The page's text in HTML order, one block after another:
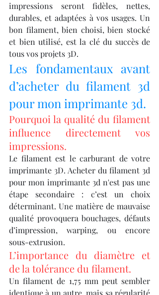
impressions seront fidèles, nettes,
durables, et adaptées à vos usages. Un
bon filament, bien choisi, bien stocké
et bien utilisé, est la clé du succès de
tous vos projets 3D.
Les fondamentaux avant
d’acheter du filament 3d
pour mon imprimante 3d.
Pourquoi la qualité du filament
influence directement vos
impressions.
Le filament est le carburant de votre
imprimante 3D. Acheter du filament 3d
pour mon imprimante 3d n'est pas une
étape secondaire : c’est un choix
déterminant. Une matière de mauvaise
qualité provoquera bouchages, défauts
d’impression, warping, ou encore
sous-extrusion.
L’importance du diamètre et
de la tolérance du filament.
Un filament de 1,75 mm peut sembler
identique à un autre, mais sa régularité